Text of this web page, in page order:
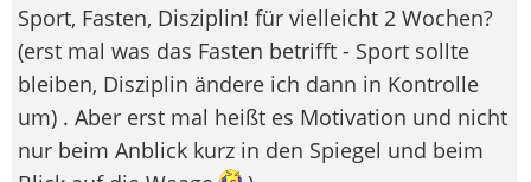
Sport, Fasten, Disziplin! für vielleicht 2 Wochen?
(erst mal was das Fasten betrifft - Sport sollte
bleiben, Disziplin ändere ich dann in Kontrolle
um) . Aber erst mal heißt es Motivation und nicht
nur beim Anblick kurz in den Spiegel und beim